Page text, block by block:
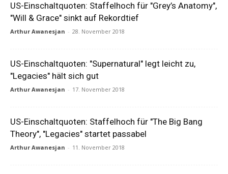
US-Einschaltquoten: Staffelhoch für "Grey’s Anatomy",
"Will & Grace" sinkt auf Rekordtief
Arthur Awanesjan - 28. November 2018
US-Einschaltquoten: "Supernatural" legt leicht zu,
"Legacies" hält sich gut
Arthur Awanesjan - 17. November 2018
US-Einschaltquoten: Staffelhoch für "The Big Bang
Theory", "Legacies" startet passabel
Arthur Awanesjan - 11. November 2018